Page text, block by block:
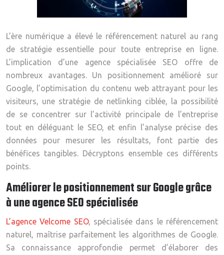
L’ère numérique a élevé le référencement naturel au rang
de stratégie essentielle pour toute entreprise en ligne.
L’implication d’une agence spécialisée SEO offre de
nombreux avantages. Un positionnement amélioré sur
Google, l’optimisation du contenu web attrayant pour les
visiteurs, une stratégie de netlinking ciblée, la possibilité
de se concentrer sur l’activité principale de l’entreprise
tout en déléguant le SEO, et enfin l’analyse précise des
données pour mesurer les résultats, font partie des
bénéfices tangibles. Décryptons ensemble ces différents
points.
Améliorer le positionnement sur Google grâce
à une agence SEO spécialisée
L’agence Velcome SEO, spécialisée dans le référencement
naturel, maîtrise parfaitement les algorithmes de Google.
Sa connaissance approfondie permet d’élaborer des